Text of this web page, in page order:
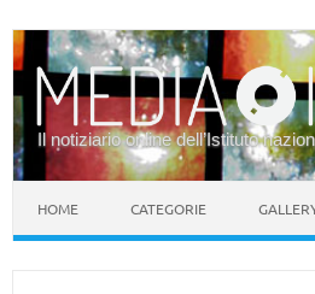
Il notiziario online dell’Istituto
HOME CATEGORIE